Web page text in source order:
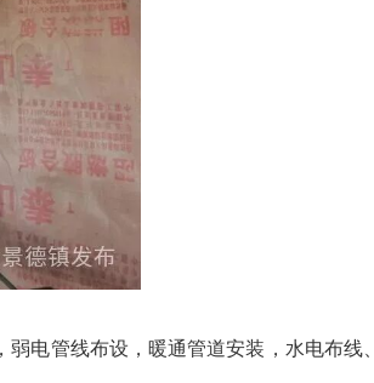
电管线布设，暖通管道安装，水电布线、